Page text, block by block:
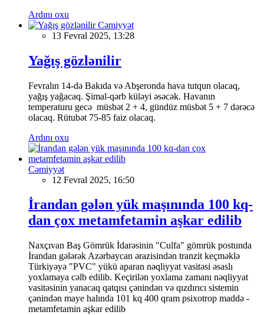
Ardını oxu
Cəmiyyət
13 Fevral 2025, 13:28
Yağış gözlənilir
Fevralın 14-də Bakıda və Abşeronda hava tutqun olacaq,
yağış yağacaq. Şimal-qərb küləyi əsəcək. Havanın
temperaturu gecə müsbət 2 + 4, gündüz müsbət 5 + 7 dərəcə
olacaq. Rütubət 75-85 faiz olacaq.
Ardını oxu
Cəmiyyət
12 Fevral 2025, 16:50
İrandan gələn yük maşınında 100 kq-
dan çox metamfetamin aşkar edilib
Naxçıvan Baş Gömrük İdarəsinin "Culfa" gömrük postunda
İrandan gələrək Azərbaycan ərazisindən tranzit keçməklə
Türkiyəyə "PVC" yükü aparan nəqliyyat vasitəsi əsaslı
yoxlamaya cəlb edilib. Keçirilən yoxlama zamanı nəqliyyat
vasitəsinin yanacaq qatqısı çənindən və qızdırıcı sistemin
çənindən maye halında 101 kq 400 qram psixotrop maddə -
metamfetamin aşkar edilib